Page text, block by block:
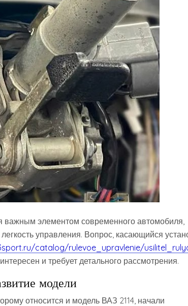
важным элементом современного автомобиля,
управления. Вопрос, касающийся
catalog/rulevoe_upravlenie/
и требует детального рассмотрения.
модели
относится и модель ВАЗ 2114, начали